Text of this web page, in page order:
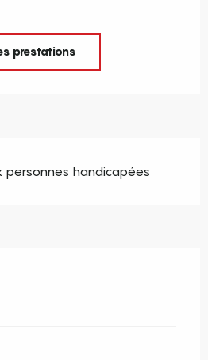
prestations
personnes handicapées